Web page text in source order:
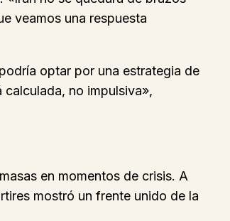
veamos una respuesta
optar por una estrategia de
no impulsiva»,
en momentos de crisis. A
mostró un frente unido de la